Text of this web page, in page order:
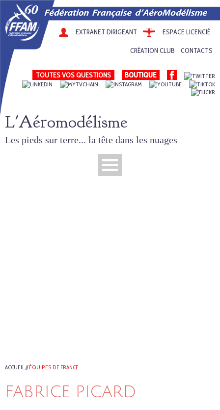
EXTRANET DIRIGEANT ESPACE LICENCIÉ
CRÉATION CLUB CONTACTS
TOUTES VOS QUESTIONS
L'Aéromodélisme
Les pieds sur terre... la tête dans les nuages
ACCUEIL//ÉQUIPES DE FRANCE
FABRICE PICARD